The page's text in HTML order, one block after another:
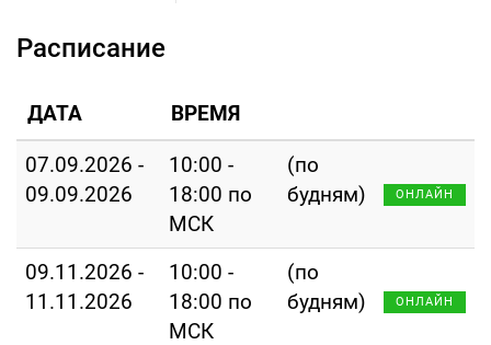
Расписание
ДАТА ВРЕМЯ
07.09.2026 -
09.09.2026
10:00 -
18:00 по
МСК
(по
будням)
ОНЛАЙН
09.11.2026 -
11.11.2026
10:00 -
18:00 по
МСК
(по
будням)
ОНЛАЙН